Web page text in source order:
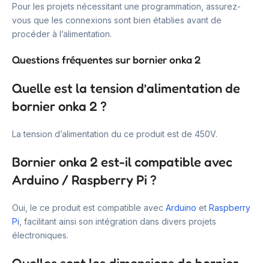
Pour les projets nécessitant une programmation, assurez-
vous que les connexions sont bien établies avant de
procéder à l’alimentation.
Questions fréquentes sur bornier onka 2
Quelle est la tension d’alimentation de
bornier onka 2 ?
La tension d’alimentation du ce produit est de 450V.
Bornier onka 2 est-il compatible avec
Arduino / Raspberry Pi ?
Oui, le ce produit est compatible avec Arduino et Raspberry
Pi , facilitant ainsi son intégration dans divers projets
électroniques.